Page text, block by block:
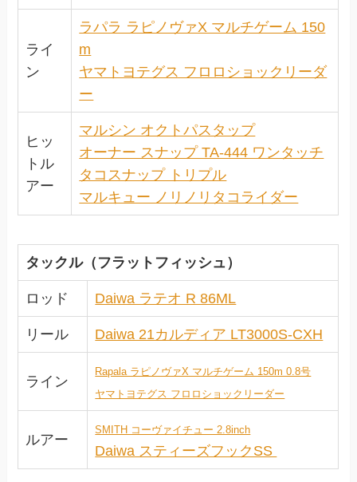
ライ
ン
ラパラ ラピノヴァX マルチゲーム 150
m
ヤマトヨテグス フロロショックリーダ
ー
ヒッ
トル
アー
マルシン オクトパスタップ
オーナー スナップ TA-444 ワンタッチ
タコスナップ トリプル
マルキュー ノリノリタコライダー
タックル（フラットフィッシュ）
ロッド Daiwa ラテオ R 86ML
リール Daiwa 21カルディア LT3000S-CXH
ライン
Rapala ラピノヴァX マルチゲーム 150m 0.8号
ヤマトヨテグス フロロショックリーダー
ルアー
SMITH コーヴァイチュー 2.8inch
Daiwa スティーズフックSS